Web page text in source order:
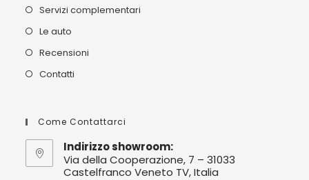
Servizi complementari
Le auto
Recensioni
Contatti
Come Contattarci
Indirizzo showroom:
Via della Cooperazione, 7 – 31033
Castelfranco Veneto TV, Italia